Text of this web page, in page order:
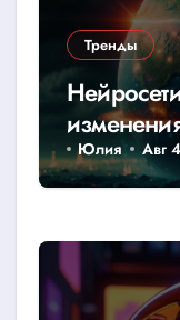
Тренды
катастроф
Юлия Авг